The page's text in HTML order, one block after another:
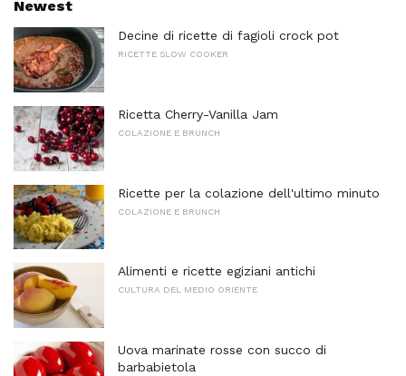
Newest
Decine di ricette di fagioli crock pot
RICETTE SLOW COOKER
Ricetta Cherry-Vanilla Jam
COLAZIONE E BRUNCH
Ricette per la colazione dell'ultimo minuto
COLAZIONE E BRUNCH
Alimenti e ricette egiziani antichi
CULTURA DEL MEDIO ORIENTE
Uova marinate rosse con succo di
barbabietola